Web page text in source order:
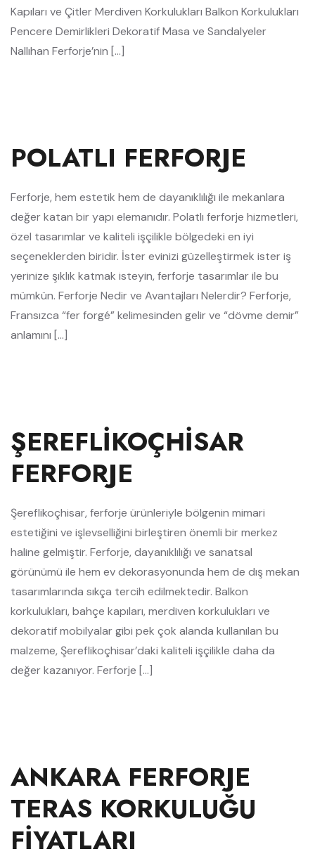
Kapıları ve Çitler Merdiven Korkulukları Balkon Korkulukları
Pencere Demirlikleri Dekoratif Masa ve Sandalyeler
Nallıhan Ferforje’nin […]
POLATLI FERFORJE
Ferforje, hem estetik hem de dayanıklılığı ile mekanlara
değer katan bir yapı elemanıdır. Polatlı ferforje hizmetleri,
özel tasarımlar ve kaliteli işçilikle bölgedeki en iyi
seçeneklerden biridir. İster evinizi güzelleştirmek ister iş
yerinize şıklık katmak isteyin, ferforje tasarımlar ile bu
mümkün. Ferforje Nedir ve Avantajları Nelerdir? Ferforje,
Fransızca “fer forgé” kelimesinden gelir ve “dövme demir”
anlamını […]
ŞEREFLIKOÇHISAR
FERFORJE
Şereflikoçhisar, ferforje ürünleriyle bölgenin mimari
estetiğini ve işlevselliğini birleştiren önemli bir merkez
haline gelmiştir. Ferforje, dayanıklılığı ve sanatsal
görünümü ile hem ev dekorasyonunda hem de dış mekan
tasarımlarında sıkça tercih edilmektedir. Balkon
korkulukları, bahçe kapıları, merdiven korkulukları ve
dekoratif mobilyalar gibi pek çok alanda kullanılan bu
malzeme, Şereflikoçhisar’daki kaliteli işçilikle daha da
değer kazanıyor. Ferforje […]
ANKARA FERFORJE
TERAS KORKULUĞU
FIYATLARI